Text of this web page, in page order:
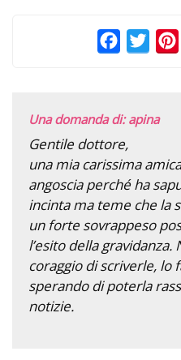
Facebook
Una domanda di: apina
Gentile dottore,
una mia carissima
angoscia perché ha
incinta ma teme che la
un forte sovrappeso
l’esito della
coraggio di scriverle, lo
sperando di poterla
notizie.